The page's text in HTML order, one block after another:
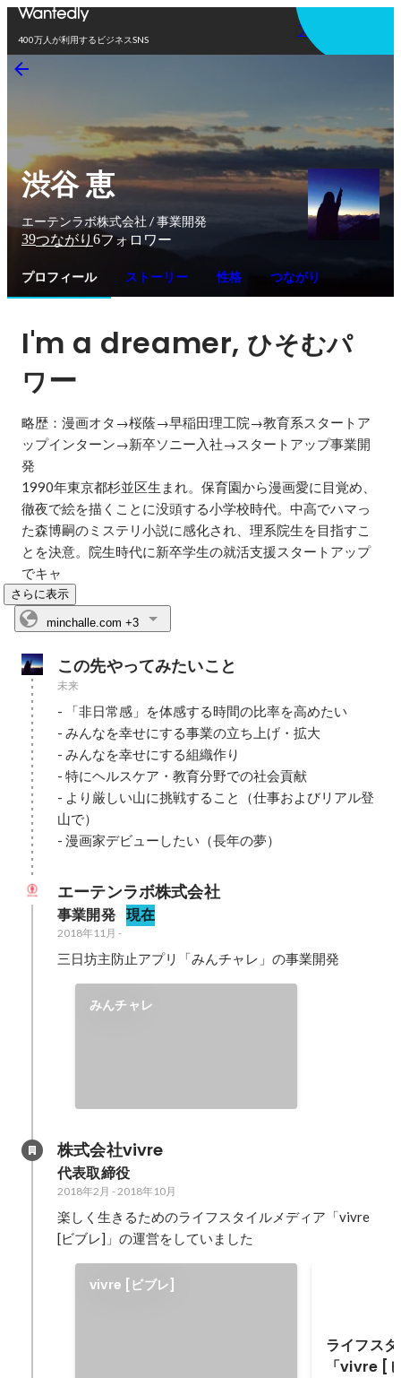
400万人が利用するビジネスSNS
アプリを使う
渋谷 恵
エーテンラボ株式会社 / 事業開発
39つながり 6フォロワー
プロフィール ストーリー 性格 つながり
I'm a dreamer, ひそむパ
ワー
略歴：漫画オタ→桜蔭→早稲田理工院→教育系スタートア
ップインターン→新卒ソニー入社→スタートアップ事業開
発
1990年東京都杉並区生まれ。保育園から漫画愛に目覚め、
徹夜で絵を描くことに没頭する小学校時代。中高でハマっ
た森博嗣のミステリ小説に感化され、理系院生を目指すこ
とを決意。院生時代に新卒学生の就活支援スタートアップ
でキャ
さらに表示
minchalle.com +3
この先やってみたいこと
未来
- 「非日常感」を体感する時間の比率を高めたい
- みんなを幸せにする事業の立ち上げ・拡大
- みんなを幸せにする組織作り
- 特にヘルスケア・教育分野での社会貢献
- より厳しい山に挑戦すること（仕事およびリアル登
山で）
- 漫画家デビューしたい（長年の夢）
エーテンラボ株式会社
事業開発 現在
2018年11月 -
三日坊主防止アプリ「みんチャレ」の事業開発
みんチャレ
株式会社vivre
代表取締役
2018年2月 -2018年10月
楽しく生きるためのライフスタイルメディア「vivre
[ビブレ]」の運営をしていました
vivre [ビブレ]
ライフス
「vivre [